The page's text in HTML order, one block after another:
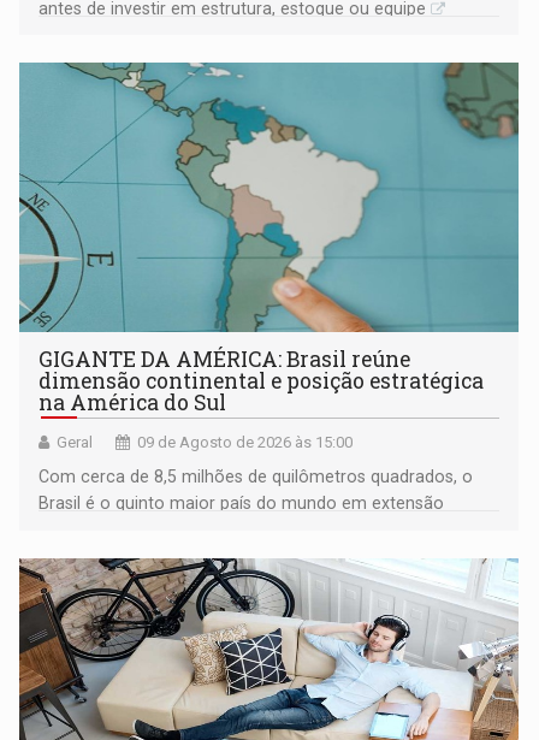
antes de investir em estrutura, estoque ou equipe
GIGANTE DA AMÉRICA: Brasil reúne
dimensão continental e posição estratégica
na América do Sul
Geral 09 de Agosto de 2026 às 15:00
Com cerca de 8,5 milhões de quilômetros quadrados, o
Brasil é o quinto maior país do mundo em extensão